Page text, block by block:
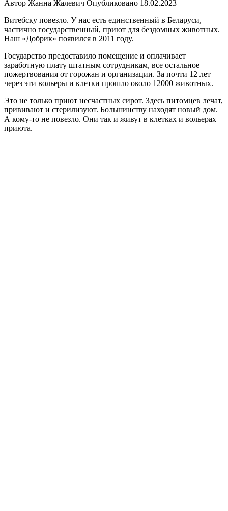
Автор Жанна Жалевич Опубликовано 18.02.2023
Витебску повезло. У нас есть единственный в Беларуси,
частично государственный, приют для бездомных животных.
Наш «Добрик» появился в 2011 году.
Государство предоставило помещение и оплачивает
заработную плату штатным сотрудникам, все остальное —
пожертвования от горожан и организации. За почти 12 лет
через эти вольеры и клетки прошло около 12000 животных.
Это не только приют несчастных сирот. Здесь питомцев лечат,
прививают и стерилизуют. Большинству находят новый дом.
А кому-то не повезло. Они так и живут в клетках и вольерах
приюта.